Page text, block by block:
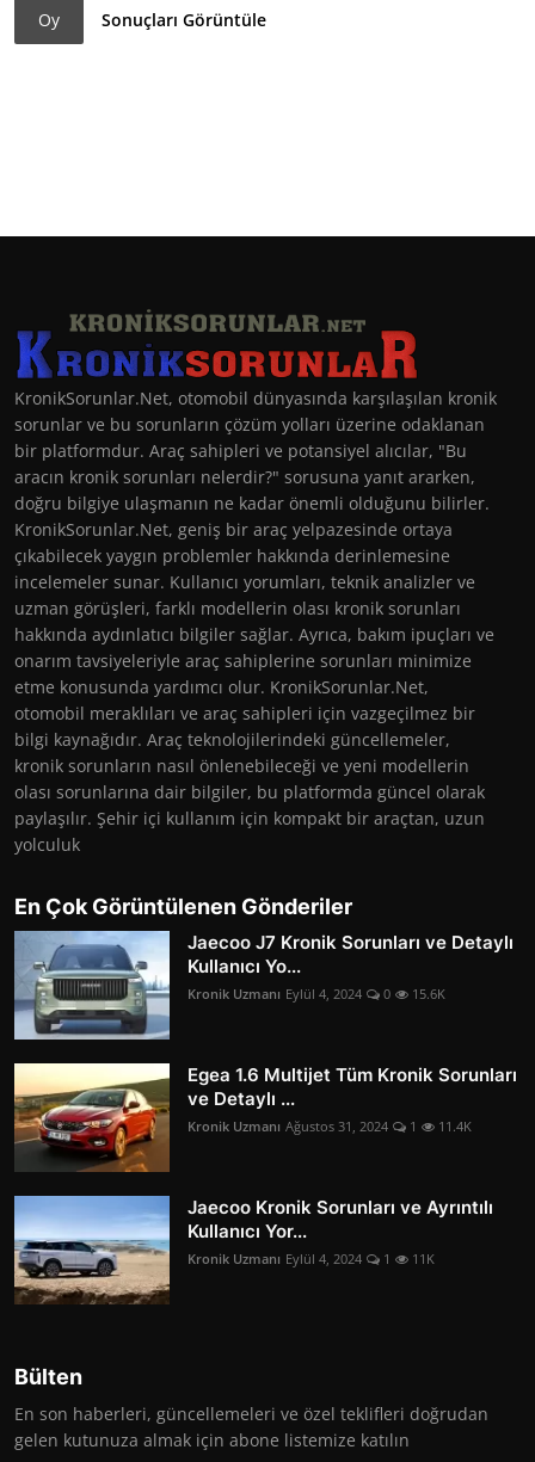
Oy Sonuçları Görüntüle
KronikSorunlar.Net, otomobil dünyasında karşılaşılan kronik
sorunlar ve bu sorunların çözüm yolları üzerine odaklanan
bir platformdur. Araç sahipleri ve potansiyel alıcılar, "Bu
aracın kronik sorunları nelerdir?" sorusuna yanıt ararken,
doğru bilgiye ulaşmanın ne kadar önemli olduğunu bilirler.
KronikSorunlar.Net, geniş bir araç yelpazesinde ortaya
çıkabilecek yaygın problemler hakkında derinlemesine
incelemeler sunar. Kullanıcı yorumları, teknik analizler ve
uzman görüşleri, farklı modellerin olası kronik sorunları
hakkında aydınlatıcı bilgiler sağlar. Ayrıca, bakım ipuçları ve
onarım tavsiyeleriyle araç sahiplerine sorunları minimize
etme konusunda yardımcı olur. KronikSorunlar.Net,
otomobil meraklıları ve araç sahipleri için vazgeçilmez bir
bilgi kaynağıdır. Araç teknolojilerindeki güncellemeler,
kronik sorunların nasıl önlenebileceği ve yeni modellerin
olası sorunlarına dair bilgiler, bu platformda güncel olarak
paylaşılır. Şehir içi kullanım için kompakt bir araçtan, uzun
yolculuk
En Çok Görüntülenen Gönderiler
Jaecoo J7 Kronik Sorunları ve Detaylı
Kullanıcı Yo...
Kronik Uzmanı Eylül 4, 2024 0 15.6K
Egea 1.6 Multijet Tüm Kronik Sorunları
ve Detaylı ...
Kronik Uzmanı Ağustos 31, 2024 1 11.4K
Jaecoo Kronik Sorunları ve Ayrıntılı
Kullanıcı Yor...
Kronik Uzmanı Eylül 4, 2024 1 11K
Bülten
En son haberleri, güncellemeleri ve özel teklifleri doğrudan
gelen kutunuza almak için abone listemize katılın